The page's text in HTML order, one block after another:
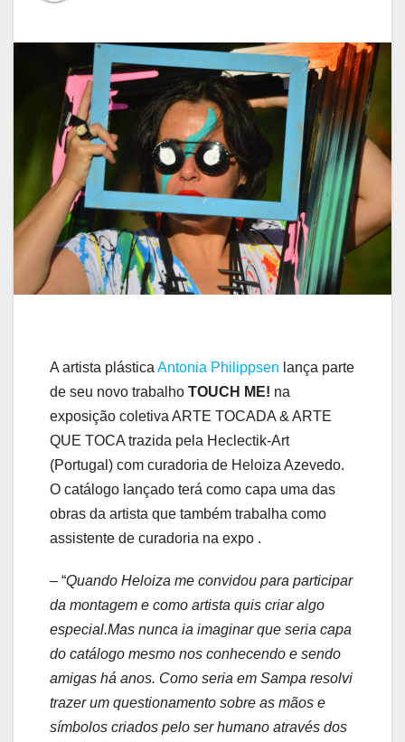
A artista plástica Antonia Philippsen lança parte
de seu novo trabalho TOUCH ME! na
exposição coletiva ARTE TOCADA & ARTE
QUE TOCA trazida pela Heclectik-Art
(Portugal) com curadoria de Heloiza Azevedo.
O catálogo lançado terá como capa uma das
obras da artista que também trabalha como
assistente de curadoria na expo .
– “Quando Heloiza me convidou para participar
da montagem e como artista quis criar algo
especial.Mas nunca ia imaginar que seria capa
do catálogo mesmo nos conhecendo e sendo
amigas há anos. Como seria em Sampa resolvi
trazer um questionamento sobre as mãos e
símbolos criados pelo ser humano através dos